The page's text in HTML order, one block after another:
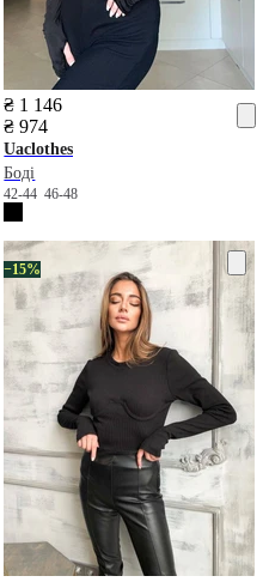
₴ 1 146
₴ 974
Uaclothes
Боді
42-4446-48
−15%